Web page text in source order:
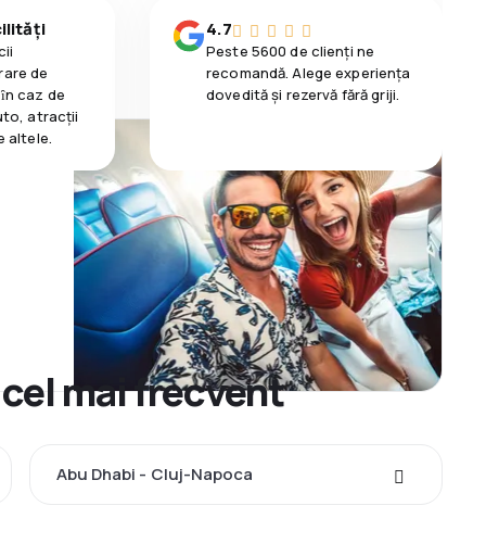
de
caz de
atracții
altele.
4.7
Peste 5600 de clienți ne
recomandă. Alege experiența
dovedită și rezervă fără griji.
mai frecvent
Abu Dhabi - Cluj-Napoca